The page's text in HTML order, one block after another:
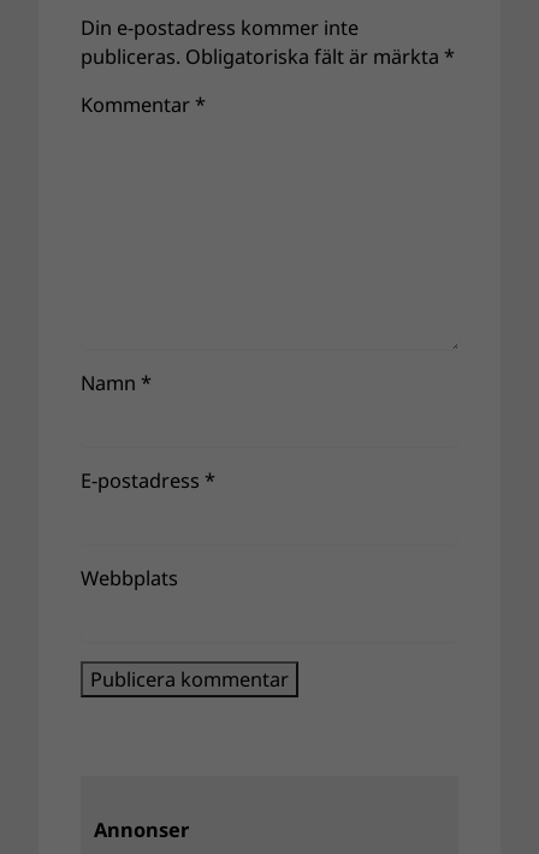
Din e-postadress kommer inte
publiceras. Obligatoriska fält är märkta *
Kommentar *
Namn *
E-postadress *
Webbplats
Annonser